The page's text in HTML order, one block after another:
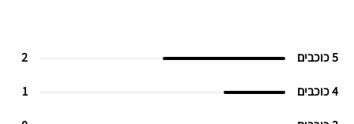
5 כוכבים 2
4 כוכבים 1